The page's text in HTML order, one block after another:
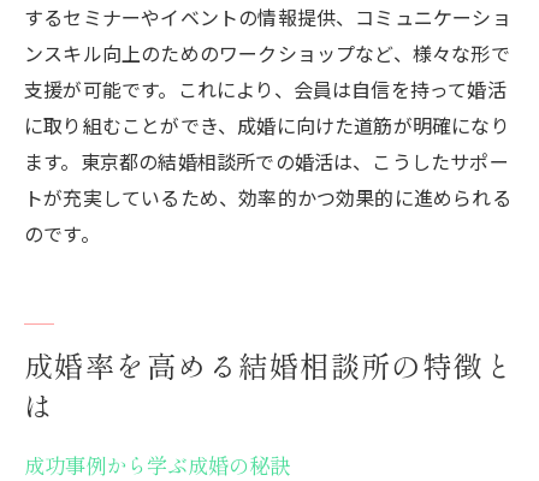
するセミナーやイベントの情報提供、コミュニケーショ
ンスキル向上のためのワークショップなど、様々な形で
支援が可能です。これにより、会員は自信を持って婚活
に取り組むことができ、成婚に向けた道筋が明確になり
ます。東京都の結婚相談所での婚活は、こうしたサポー
トが充実しているため、効率的かつ効果的に進められる
のです。
成婚率を高める結婚相談所の特徴と
は
成功事例から学ぶ成婚の秘訣